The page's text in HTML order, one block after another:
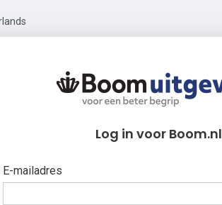
Log in voor Boom.nl
E-mailadres